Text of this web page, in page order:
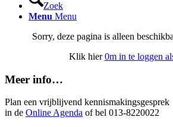
Zoek
Menu Menu
Sorry, deze pagina is alleen
Klik hier0m in te loggen
Meer info…
Plan een vrijblijvend kennismakingsgesprek
in de Online Agenda of bel 013-8220022